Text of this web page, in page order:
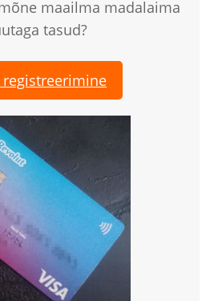
maailma madalaima
tasud?
registreerimine